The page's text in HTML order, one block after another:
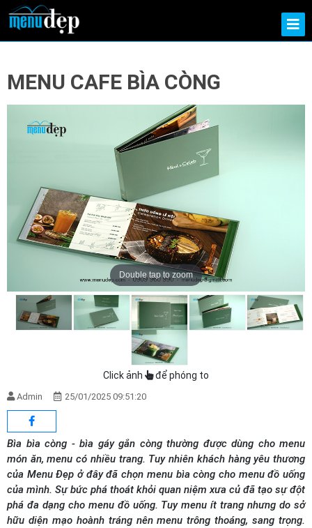
MENU CAFE BÌA CÒNG
Double tap to zoom
Click ảnh để phóng to
Admin 25/01/2025 09:51:20
Bìa bìa còng - bìa gáy gắn còng thường được dùng cho menu
món ăn, menu có nhiều trang. Tuy nhiên khách hàng yêu thương
của Menu Đẹp ở đây đã chọn menu bìa còng cho menu đồ uống
của mình. Sự bức phá thoát khỏi quan niệm xưa củ đã tạo sự đột
phá đa dạng cho menu đồ uống. Tuy menu ít trang nhưng do sở
hữu diện mạo hoành tráng nên menu trông thoáng, sang trọng.